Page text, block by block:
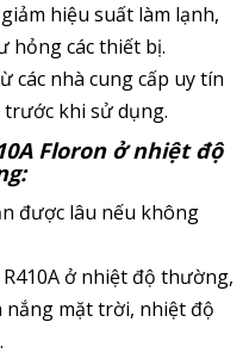
hiệu suất làm lạnh,
hỏng các thiết bị.
các nhà cung cấp uy tín
khi sử dụng.
Floron ở nhiệt độ
được lâu nếu không
ở nhiệt độ thường,
mặt trời, nhiệt độ